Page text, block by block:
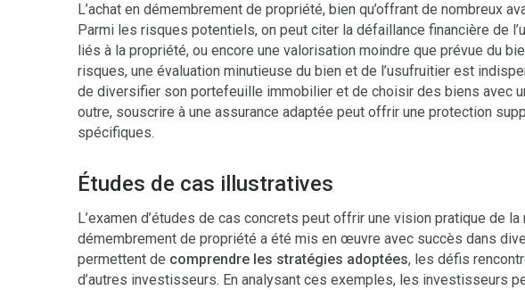
L’achat en démembrement de propriété, bien qu’offrant de nombreux
Parmi les risques potentiels, on peut citer la défaillance financière de
liés à la propriété, ou encore une valorisation moindre que prévue du
risques, une évaluation minutieuse du bien et de l’usufruitier est
de diversifier son portefeuille immobilier et de choisir des biens avec
outre, souscrire à une assurance adaptée peut offrir une protection
spécifiques.
Études de cas illustratives
L’examen d’études de cas concrets peut offrir une vision pratique de la
démembrement de propriété a été mis en œuvre avec succès dans
permettent de comprendre les stratégies adoptées, les défis
d’autres investisseurs. En analysant ces exemples, les investisseurs